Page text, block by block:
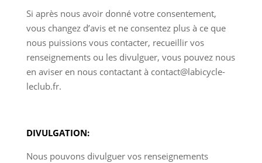
Si après nous avoir donné votre consentement,
vous changez d’avis et ne consentez plus à ce que
nous puissions vous contacter, recueillir vos
renseignements ou les divulguer, vous pouvez nous
en aviser en nous contactant à contact@labicycle-
leclub.fr.
DIVULGATION:
Nous pouvons divulguer vos renseignements